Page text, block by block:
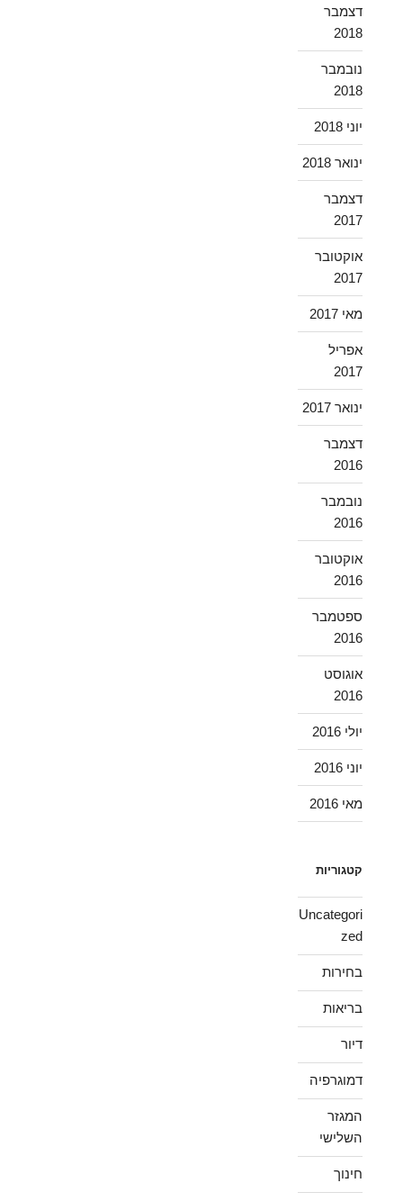
דצמבר
2018
נובמבר
2018
יוני 2018
ינואר 2018
דצמבר
2017
אוקטובר
2017
מאי 2017
אפריל
2017
ינואר 2017
דצמבר
2016
נובמבר
2016
אוקטובר
2016
ספטמבר
2016
אוגוסט
2016
יולי 2016
יוני 2016
מאי 2016
קטגוריות
Uncategori
zed
בחירות
בריאות
דיור
דמוגרפיה
המגזר
השלישי
חינוך